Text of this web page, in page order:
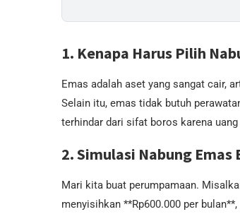
1. Kenapa Harus Pilih
Emas adalah aset yang sangat cair,
Selain itu, emas tidak butuh
terhindar dari sifat boros karena
2. Simulasi Nabung Emas
Mari kita buat perumpamaan.
menyisihkan **Rp600.000 per